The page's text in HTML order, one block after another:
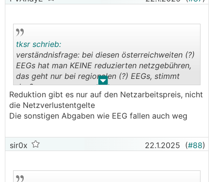
. .
tksr schrieb:
verständnisfrage: bei diesen österreichweiten (?)
EEGs hat man KEINE reduzierten netzgebühren,
das geht nur bei regionalen (?) EEGs, stimmt
das?
Reduktion gibt es nur auf den Netzarbeitspreis, nicht
die Netzverlustentgelte
Die sonstigen Abgaben wie EEG fallen auch weg
sir0x 22.1.2025 (#88)